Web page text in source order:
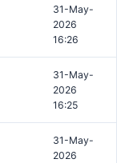
31-May-
2026
16:26
31-May-
2026
16:25
31-May-
2026